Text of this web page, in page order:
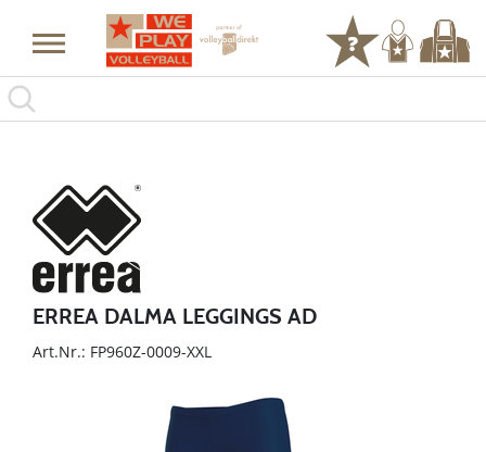
ERREA DALMA LEGGINGS AD
Art.Nr.: FP960Z-0009-XXL